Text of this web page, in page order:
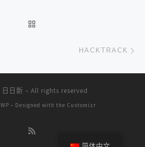
HACKTRACK
日日新 – All rights reserved
WP – Designed with the Customizr